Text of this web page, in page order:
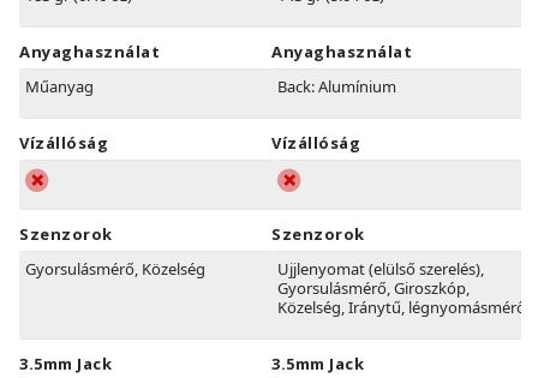
Anyaghasználat
Műanyag
Vízállóság
Szenzorok
Gyorsulásmérő, Közelség
3.5mm Jack
Anyaghasználat
Back: Alumínium
Vízállóság
Szenzorok
Ujjlenyomat (elülső szerelés),
Gyorsulásmérő, Giroszkóp,
Közelség, Iránytű, légnyomásmérő
3.5mm Jack